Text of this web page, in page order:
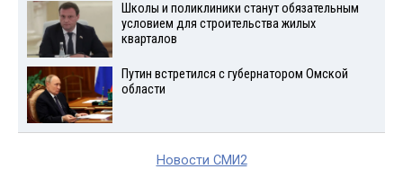
Школы и поликлиники станут обязательным
условием для строительства жилых
кварталов
Путин встретился с губернатором Омской
области
Новости СМИ2